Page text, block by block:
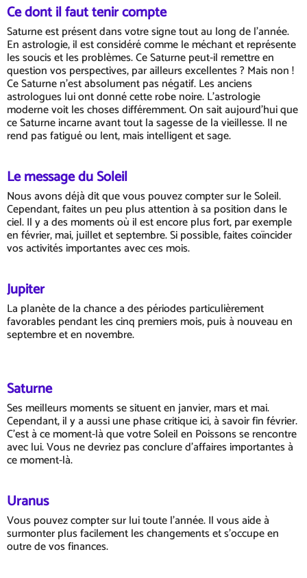
Ce dont il faut tenir compte
Saturne est présent dans votre signe tout au long de l'année.
En astrologie, il est considéré comme le méchant et représente
les soucis et les problèmes. Ce Saturne peut-il remettre en
question vos perspectives, par ailleurs excellentes ? Mais non !
Ce Saturne n'est absolument pas négatif. Les anciens
astrologues lui ont donné cette robe noire. L'astrologie
moderne voit les choses différemment. On sait aujourd'hui que
ce Saturne incarne avant tout la sagesse de la vieillesse. Il ne
rend pas fatigué ou lent, mais intelligent et sage.
Le message du Soleil
Nous avons déjà dit que vous pouvez compter sur le Soleil.
Cependant, faites un peu plus attention à sa position dans le
ciel. Il y a des moments où il est encore plus fort, par exemple
en février, mai, juillet et septembre. Si possible, faites coïncider
vos activités importantes avec ces mois.
Jupiter
La planète de la chance a des périodes particulièrement
favorables pendant les cinq premiers mois, puis à nouveau en
septembre et en novembre.
Saturne
Ses meilleurs moments se situent en janvier, mars et mai.
Cependant, il y a aussi une phase critique ici, à savoir fin février.
C'est à ce moment-là que votre Soleil en Poissons se rencontre
avec lui. Vous ne devriez pas conclure d'affaires importantes à
ce moment-là.
Uranus
Vous pouvez compter sur lui toute l'année. Il vous aide à
surmonter plus facilement les changements et s'occupe en
outre de vos finances.